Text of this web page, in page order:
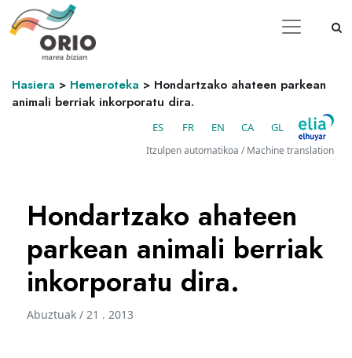
Hasiera > Hemeroteka > Hondartzako ahateen parkean
animali berriak inkorporatu dira.
ES FR EN CA GL
Itzulpen automatikoa / Machine translation
Hondartzako ahateen
parkean animali berriak
inkorporatu dira.
Abuztuak / 21 . 2013